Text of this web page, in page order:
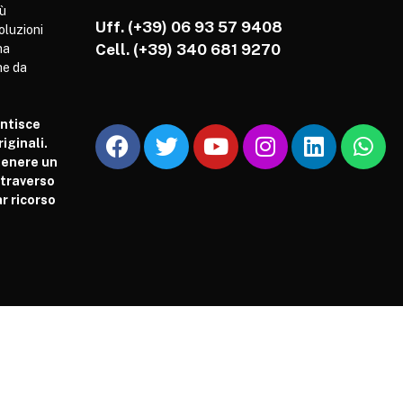
da
un
ricorso
Uff. (+39) 06 93 57 9408
Cell. (+39) 340 681 9270